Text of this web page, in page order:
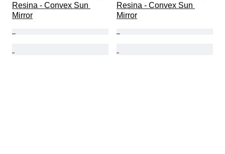
Resina - Convex Sun
Mirror
Resina - Convex Sun
Mirror